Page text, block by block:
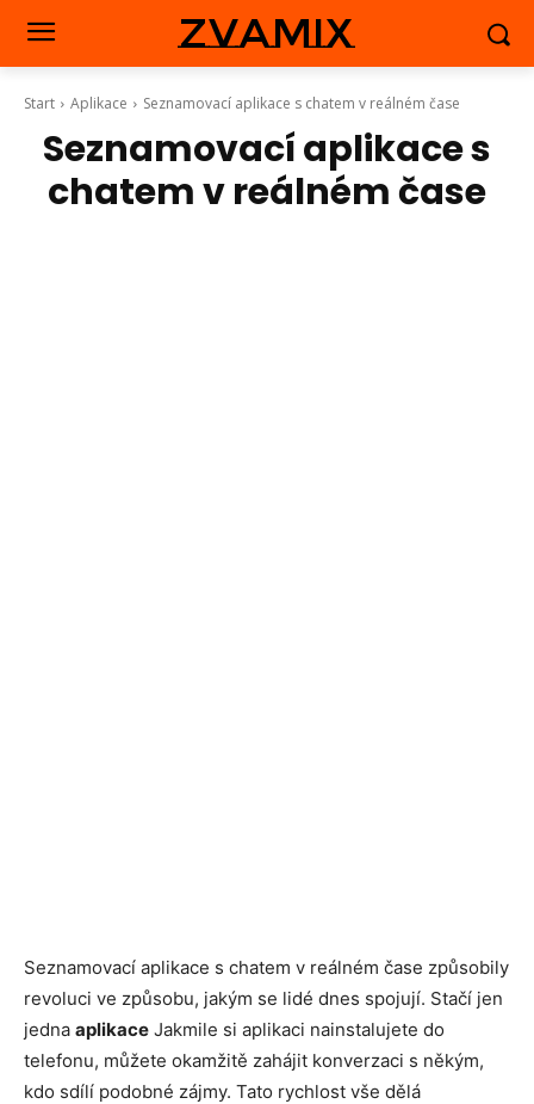
zvamix
Start Aplikace Seznamovací aplikace s chatem v reálném čase
Seznamovací aplikace s
chatem v reálném čase
Seznamovací aplikace s chatem v reálném čase způsobily
revoluci ve způsobu, jakým se lidé dnes spojují. Stačí jen
jedna aplikace Jakmile si aplikaci nainstalujete do
telefonu, můžete okamžitě zahájit konverzaci s někým,
kdo sdílí podobné zájmy. Tato rychlost vše dělá